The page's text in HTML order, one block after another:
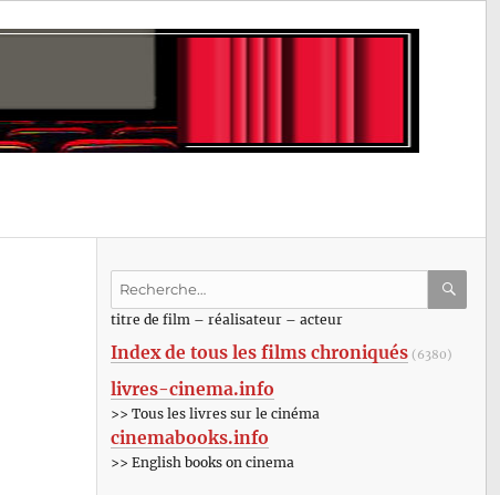
Recherche
:titre de film – réalisateur – acteur
Index de tous les films chroniqués (6380)
livres-cinema.info
>> Tous les livres sur le cinéma
cinemabooks.info
>> English books on cinema